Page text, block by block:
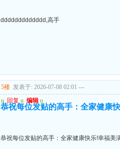
ddddddddddddd,高手
5楼 发表于: 2026-07-08 02:01 ---
u 回复 u 编辑 u
恭祝每位发贴的高手：全家健康
恭祝每位发贴的高手：全家健康快乐!幸福美